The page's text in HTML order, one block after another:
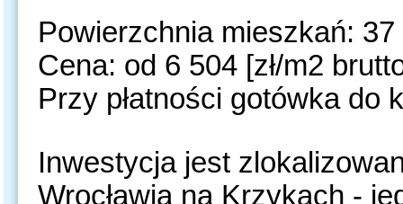
Powierzchnia mieszkań:
Cena: od 6 504 [zł/m2
Przy płatności gotówka do
Inwestycja jest
Wrocławia na Krzykach -